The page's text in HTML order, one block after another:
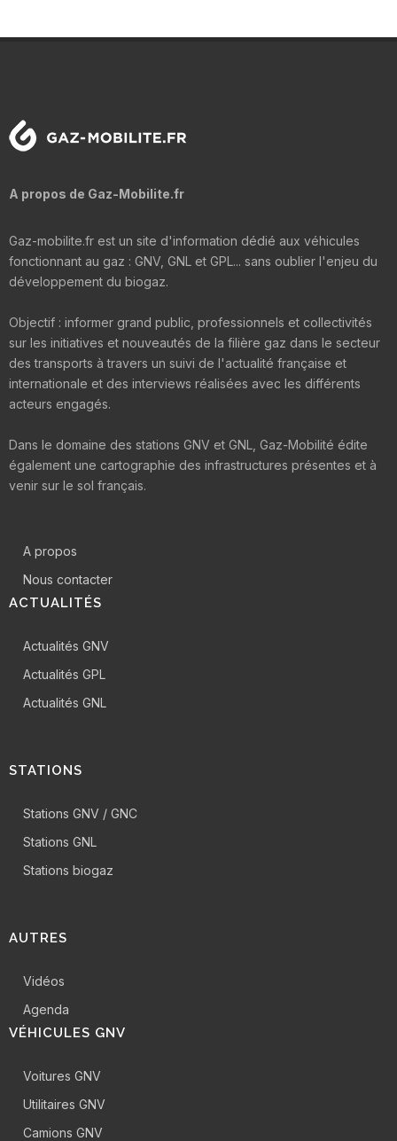
A propos de Gaz-Mobilite.fr
Gaz-mobilite.fr est un site d'information dédié aux véhicules
fonctionnant au gaz : GNV, GNL et GPL... sans oublier l'enjeu du
développement du biogaz.
Objectif : informer grand public, professionnels et collectivités
sur les initiatives et nouveautés de la filière gaz dans le secteur
des transports à travers un suivi de l'actualité française et
internationale et des interviews réalisées avec les différents
acteurs engagés.
Dans le domaine des stations GNV et GNL, Gaz-Mobilité édite
également une cartographie des infrastructures présentes et à
venir sur le sol français.
A propos
Nous contacter
ACTUALITÉS
Actualités GNV
Actualités GPL
Actualités GNL
STATIONS
Stations GNV / GNC
Stations GNL
Stations biogaz
AUTRES
Vidéos
Agenda
VÉHICULES GNV
Voitures GNV
Utilitaires GNV
Camions GNV